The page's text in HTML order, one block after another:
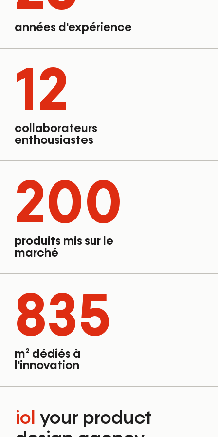
années d'expérience
12
collaborateurs
enthousiastes
200
produits mis sur le
marché
835
m² dédiés à
l'innovation
iol your product